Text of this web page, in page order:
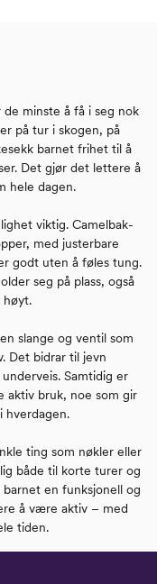
minste å få i seg nok
på tur i skogen, på
barnet frihet til å
Det gjør det lettere å
hele dagen.
viktig. Camelbak-
med justerbare
godt uten å føles tung.
seg på plass, også
høyt.
slange og ventil som
Det bidrar til jevn
Samtidig er
aktiv bruk, noe som gir
hverdagen.
ting som nøkler eller
både til korte turer og
en funksjonell og
å være aktiv – med
tiden.